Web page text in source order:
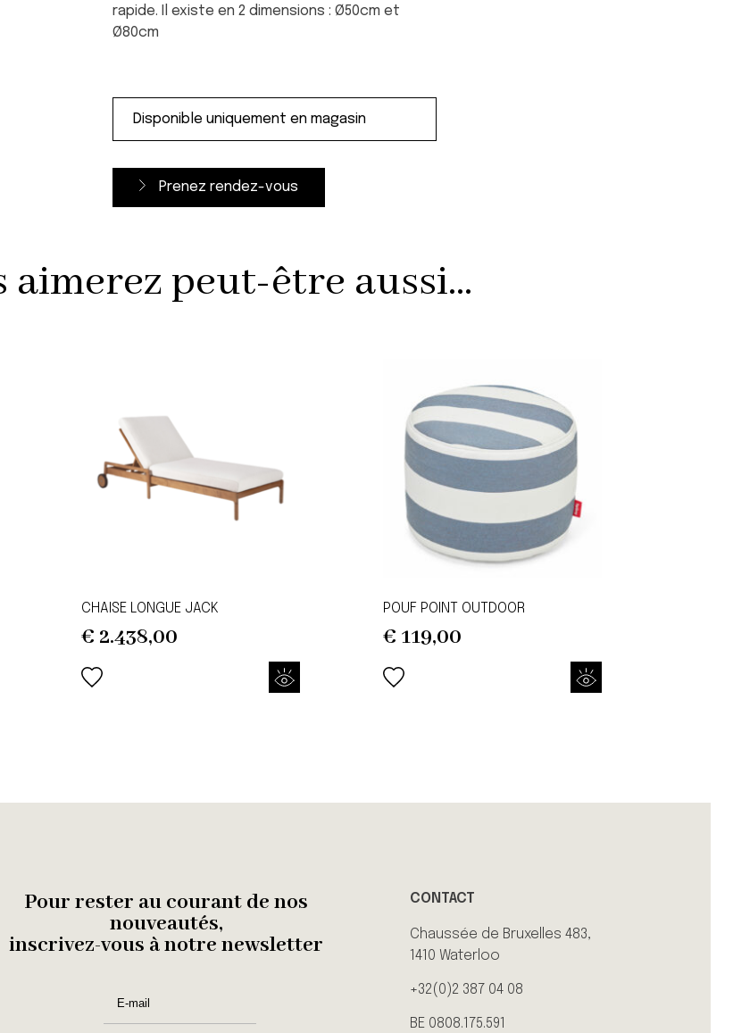
rapide. Il existe en 2 dimensions : Ø50cm et
Ø80cm
Prenez rendez-vous
aimerez peut-être aussi...
CHAISE LONGUE JACK
€ 2.438,00
POUF POINT OUTDOOR
€ 119,00
Pour rester au courant de nos
nouveautés,
inscrivez-vous à notre newsletter
CONTACT
Chaussée de Bruxelles 483,
1410 Waterloo
+32(0)2 387 04 08
BE 0808.175.591